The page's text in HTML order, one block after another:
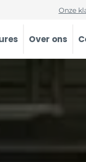
Onze
Over ons